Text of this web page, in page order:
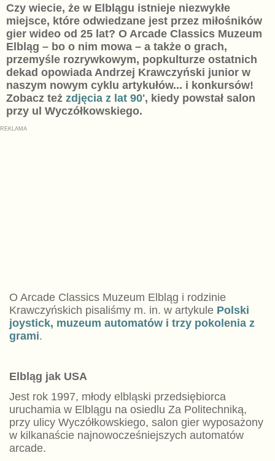
Czy wiecie, że w Elblągu istnieje niezwykłe
miejsce, które odwiedzane jest przez miłośników
gier wideo od 25 lat? O Arcade Classics Muzeum
Elbląg – bo o nim mowa – a także o grach,
przemyśle rozrywkowym, popkulturze ostatnich
dekad opowiada Andrzej Krawczyński junior w
naszym nowym cyklu artykułów... i konkursów!
Zobacz też zdjęcia z lat 90', kiedy powstał salon
przy ul Wyczółkowskiego.
O Arcade Classics Muzeum Elbląg i rodzinie
Krawczyńskich pisaliśmy m. in. w artykule Polski
joystick, muzeum automatów i trzy pokolenia z
grami.
Elbląg jak USA
Jest rok 1997, młody elbląski przedsiębiorca
uruchamia w Elblągu na osiedlu Za Politechniką,
przy ulicy Wyczółkowskiego, salon gier wyposażony
w kilkanaście najnowocześniejszych automatów
arcade.